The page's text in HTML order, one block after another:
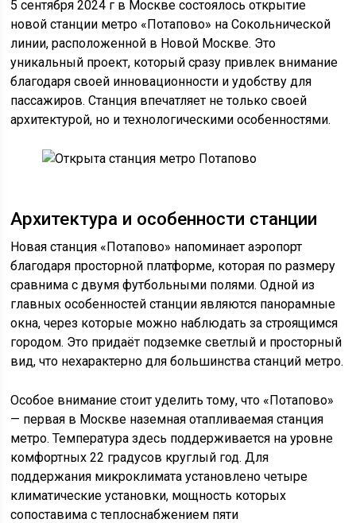
5 сентября 2024 г в Москве состоялось открытие
новой станции метро «Потапово» на Сокольнической
линии, расположенной в Новой Москве. Это
уникальный проект, который сразу привлек внимание
благодаря своей инновационности и удобству для
пассажиров. Станция впечатляет не только своей
архитектурой, но и технологическими особенностями.
Архитектура и особенности станции
Новая станция «Потапово» напоминает аэропорт
благодаря просторной платформе, которая по размеру
сравнима с двумя футбольными полями. Одной из
главных особенностей станции являются панорамные
окна, через которые можно наблюдать за строящимся
городом. Это придаёт подземке светлый и просторный
вид, что нехарактерно для большинства станций метро.
Особое внимание стоит уделить тому, что «Потапово»
— первая в Москве наземная отапливаемая станция
метро. Температура здесь поддерживается на уровне
комфортных 22 градусов круглый год. Для
поддержания микроклимата установлено четыре
климатические установки, мощность которых
сопоставима с теплоснабжением пяти